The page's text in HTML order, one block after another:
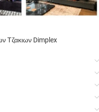
Τζακιων Dimplex